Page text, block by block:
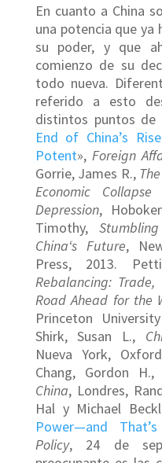
En cuanto a China
una potencia que ya
su poder, y que
comienzo de su
todo nueva.
referido a esto
distintos puntos de
End of China’s
Potent», Foreign
Gorrie, James R., The
Economic
Depression,
Timothy,
China‘s Future,
Press, 2013.
Rebalancing:
Road Ahead for the
Princeton
Shirk, Susan L.,
Nueva York,
Chang, Gordon H.,
China, Londres,
Hal y Michael
Power—and
Policy, 24 de